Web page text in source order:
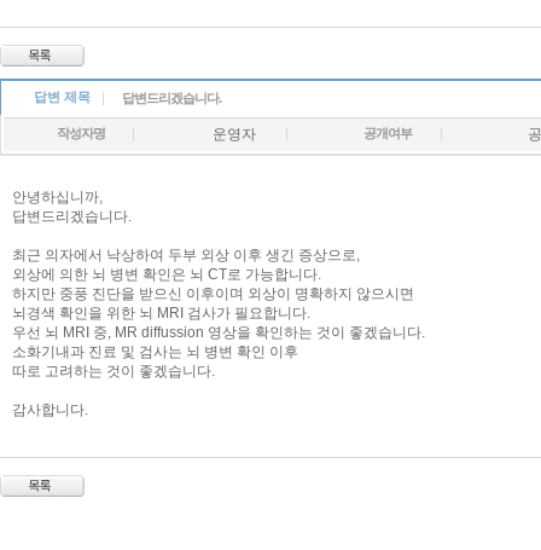
답변 제목 답변드리겠습니다.
작성자명 운영자 공개여부
안녕하십니까,
답변드리겠습니다.
최근 의자에서 낙상하여 두부 외상 이후 생긴 증상으로,
외상에 의한 뇌 병변 확인은 뇌 CT로 가능합니다.
하지만 중풍 진단을 받으신 이후이며 외상이 명확하지 않으시면
뇌경색 확인을 위한 뇌 MRI 검사가 필요합니다.
우선 뇌 MRI 중, MR diffussion 영상을 확인하는 것이 좋겠습니다.
소화기내과 진료 및 검사는 뇌 병변 확인 이후
따로 고려하는 것이 좋겠습니다.
감사합니다.